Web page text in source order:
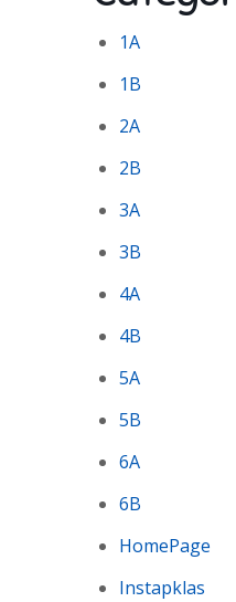
1A
1B
2A
2B
3A
3B
4A
4B
5A
5B
6A
6B
HomePage
Instapklas